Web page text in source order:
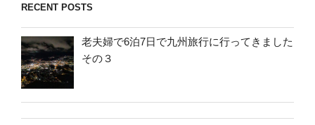
RECENT POSTS
老夫婦で6泊7日で九州旅行に行ってきました
その３